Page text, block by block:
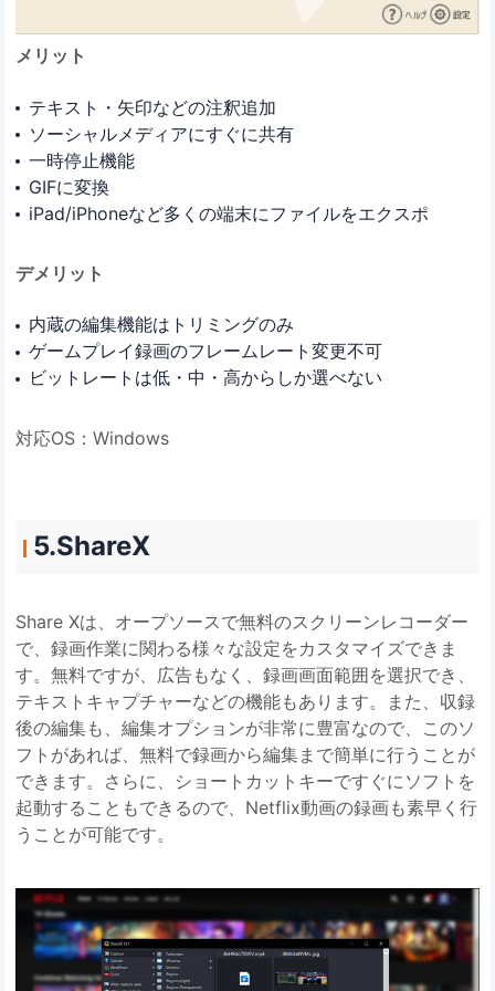
メリット
テキスト・矢印などの注釈追加
ソーシャルメディアにすぐに共有
一時停止機能
GIFに変換
iPad/iPhoneなど多くの端末にファイルをエクスポ
デメリット
内蔵の編集機能はトリミングのみ
ゲームプレイ録画のフレームレート変更不可
ビットレートは低・中・高からしか選べない
対応OS：Windows
5.ShareX
Share Xは、オープソースで無料のスクリーンレコーダー
で、録画作業に関わる様々な設定をカスタマイズできま
す。無料ですが、広告もなく、録画画面範囲を選択でき、
テキストキャプチャーなどの機能もあります。また、収録
後の編集も、編集オプションが非常に豊富なので、このソ
フトがあれば、無料で録画から編集まで簡単に行うことが
できます。さらに、ショートカットキーですぐにソフトを
起動することもできるので、Netflix動画の録画も素早く行
うことが可能です。